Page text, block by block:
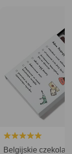
Belgijskie